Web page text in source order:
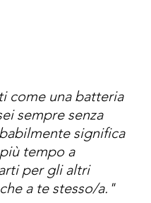
come una batteria
sempre senza
significa
tempo a
per gli altri
a te stesso/a."